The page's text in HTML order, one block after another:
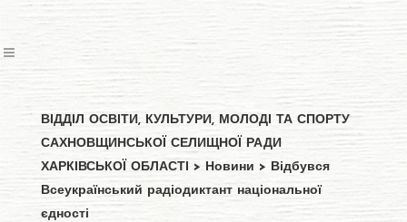
ВІДДІЛ ОСВІТИ, КУЛЬТУРИ, МОЛОДІ ТА СПОРТУ
САХНОВЩИНСЬКОЇ СЕЛИЩНОЇ РАДИ
ХАРКІВСЬКОЇ ОБЛАСТІ > Новини > Відбувся
Всеукраїнський радіодиктант національної
єдності